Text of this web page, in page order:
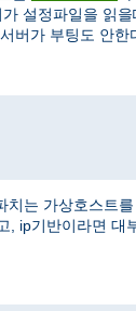
설정파일을 읽
버가 부팅도 안한
는 가상호스트
ip기반이라면 대